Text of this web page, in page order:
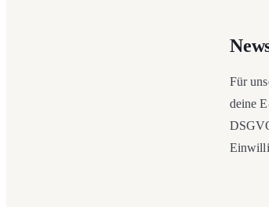
Für
deine